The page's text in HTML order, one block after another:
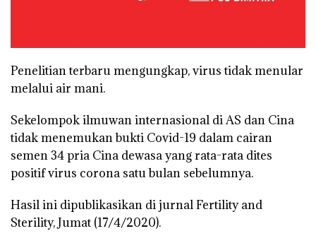
Penelitian terbaru mengungkap, virus tidak menular
melalui air mani.
Sekelompok ilmuwan internasional di AS dan Cina
tidak menemukan bukti Covid-19 dalam cairan
semen 34 pria Cina dewasa yang rata-rata dites
positif virus corona satu bulan sebelumnya.
Hasil ini dipublikasikan di jurnal Fertility and
Sterility, Jumat (17/4/2020).